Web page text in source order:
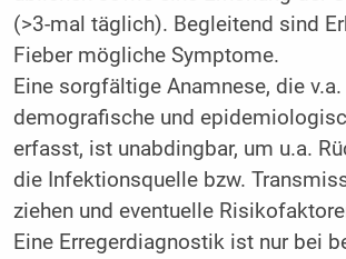
(>3-mal täglich). Begleitend sind
Fieber mögliche Symptome.
Eine sorgfältige Anamnese, die
demografische und
erfasst, ist unabdingbar, um u.a.
die Infektionsquelle bzw.
ziehen und eventuelle
Eine Erregerdiagnostik ist nur bei